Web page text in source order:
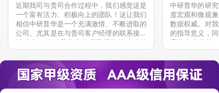
近期我司与贵司合作过程中，我们感觉这是
一个富有活力、积极向上的团队！这让我们
相信中研普华是一个充满激情、不断进取的
公司。尤其是在与贵司客户经理的联系接洽
过程中，针对我方合作项目报告的种种细
节，及时细致缜密地协助与项目部沟通、探
讨和完善...
中研普华的研
度宏观和微观
数据权威。对
的指导意义，
高的参考价值
体化”服务和行
司继续...